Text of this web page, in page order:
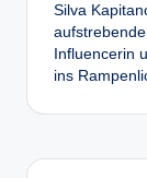
Silva
Influencerin
ins